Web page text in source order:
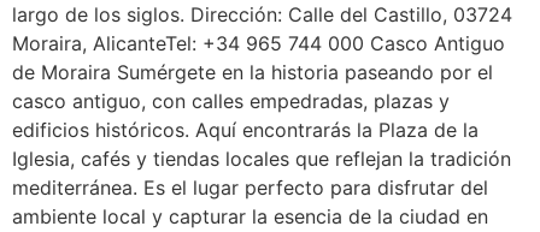
largo de los siglos. Dirección: Calle del Castillo, 03724
Moraira, AlicanteTel: +34 965 744 000 Casco Antiguo
de Moraira Sumérgete en la historia paseando por el
casco antiguo, con calles empedradas, plazas y
edificios históricos. Aquí encontrarás la Plaza de la
Iglesia, cafés y tiendas locales que reflejan la tradición
mediterránea. Es el lugar perfecto para disfrutar del
ambiente local y capturar la esencia de la ciudad en